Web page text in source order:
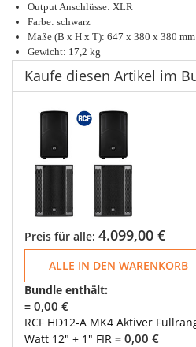
Output Anschlüsse: XLR
Farbe: schwarz
Maße (B x H x T): 647 x 380 x 380 mm
Gewicht: 17,2 kg
Kaufe diesen Artikel im
Preis für alle: 4.099,00 €
ALLE IN DEN WARENKORB
Bundle enthält:
= 0,00 €
RCF HD12-A MK4 Aktiver
Watt 12" + 1" FIR = 0,00 €